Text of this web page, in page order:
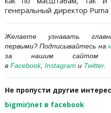
генеральный директор
Желаете узнавать
первыми? Подписывайтесь на
за нашим сайтом
в Facebook, Instagram и Twitter.
Не пропусти другие
bigmir)net в facebook